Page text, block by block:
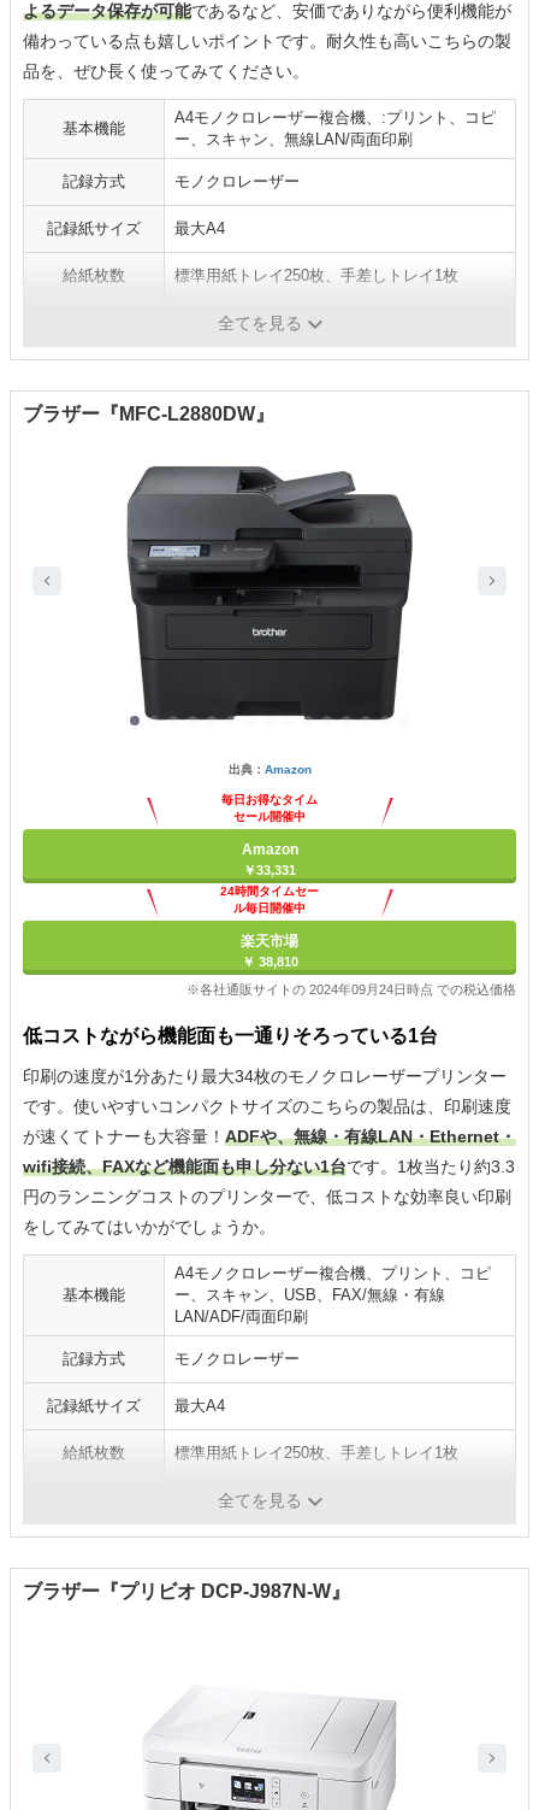
よるデータ保存が可能であるなど、安価でありながら便利機能が
備わっている点も嬉しいポイントです。耐久性も高いこちらの製
品を、ぜひ長く使ってみてください。
基本機能
A4モノクロレーザー複合機、:プリント、コピ
ー、スキャン、無線LAN/両面印刷
記録方式 モノクロレーザー
記録紙サイズ 最大A4
給紙枚数 標準用紙トレイ250枚、手差しトレイ1枚
全てを見る
ブラザー『MFC-L2880DW』
出典： Amazon
毎日お得なタイム
セール開催中
Amazon
￥33,331
24時間タイムセー
ル毎日開催中
楽天市場
￥ 38,810
※各社通販サイトの 2024年09月24日時点 での税込価格
低コストながら機能面も一通りそろっている1台
印刷の速度が1分あたり最大34枚のモノクロレーザープリンター
です。使いやすいコンパクトサイズのこちらの製品は、印刷速度
が速くてトナーも大容量！ ADFや、無線・有線LAN・Ethernet・
wifi接続、FAXなど機能面も申し分ない1台です。1枚当たり約3.3
円のランニングコストのプリンターで、低コストな効率良い印刷
をしてみてはいかがでしょうか。
基本機能
A4モノクロレーザー複合機、プリント、コピ
ー、スキャン、USB、FAX/無線・有線
LAN/ADF/両面印刷
記録方式 モノクロレーザー
記録紙サイズ 最大A4
給紙枚数 標準用紙トレイ250枚、手差しトレイ1枚
全てを見る
ブラザー『プリビオ DCP-J987N-W』